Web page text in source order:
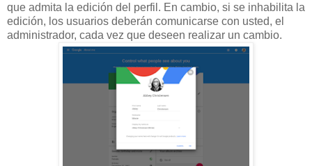
que admita la edición del perfil. En cambio, si se inhabilita la
edición, los usuarios deberán comunicarse con usted, el
administrador, cada vez que deseen realizar un cambio.